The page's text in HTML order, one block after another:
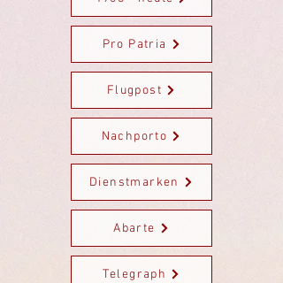
Pro Patria
Flugpost
Nachporto
Dienstmarken
Abarte
Telegraph